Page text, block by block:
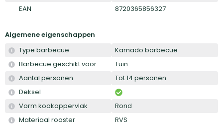
EAN
8720365856327
Algemene eigenschappen
Type barbecue
Kamado barbecue
Barbecue geschikt voor
Tuin
Aantal personen
Tot 14 personen
Deksel
Vorm kookoppervlak
Rond
Materiaal rooster
RVS